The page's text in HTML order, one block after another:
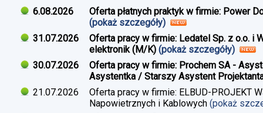
6.08.2026
Oferta płatnych praktyk w firmie: Power
(pokaż szczegóły)
31.07.2026
Oferta pracy w firmie: Ledatel Sp. z o.o. i
elektronik (M/K) (pokaż szczegóły)
30.07.2026
Oferta pracy w firmie: Prochem SA -
Asystentka / Starszy Asystent
21.07.2026
Oferta pracy w firmie: ELBUD-PROJEKT
Napowietrznych i Kablowych (pokaż